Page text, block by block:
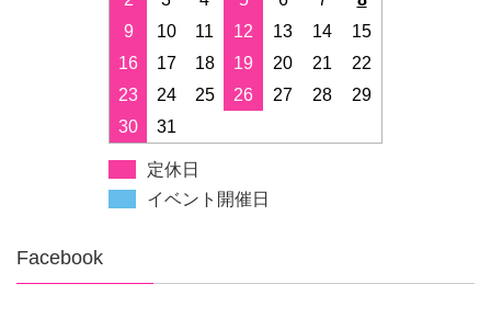
9
10 11 12 13 14
15
16
17 18 19 20 21
22
23
24 25 26 27 28
29
30
31
定休日
イベント開催日
Facebook